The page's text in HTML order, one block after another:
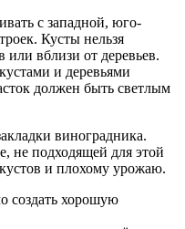
с западной, юго-
Кусты нельзя
вблизи от деревьев.
и деревьями
должен быть светлым
виноградника.
не подходящей для этой
и плохому урожаю.
создать хорошую